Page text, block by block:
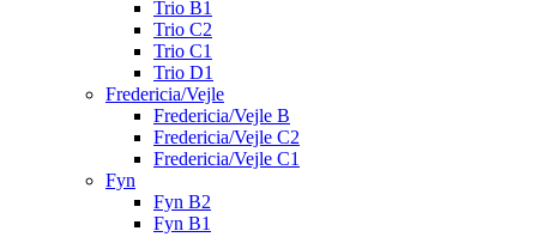
Trio B1
Trio C2
Trio C1
Trio D1
Fredericia/Vejle
Fredericia/Vejle B
Fredericia/Vejle C2
Fredericia/Vejle C1
Fyn
Fyn B2
Fyn B1